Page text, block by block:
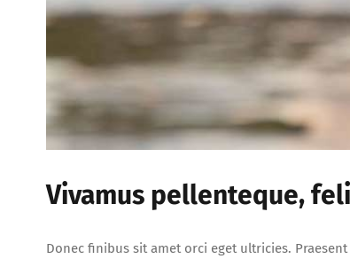
Vivamus pellenteque,
Donec finibus sit amet orci eget ultricies.